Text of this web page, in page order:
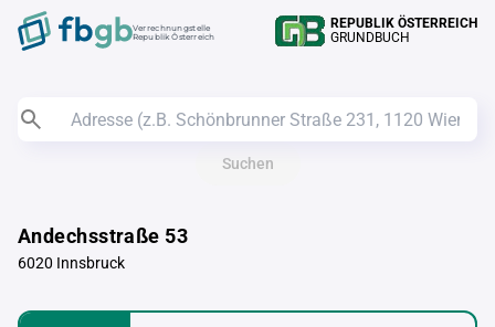
Verrechnungstelle
Republik Österreich
REPUBLIK ÖSTERREICH
GRUNDBUCH
Suchen
Andechsstraße 53
6020 Innsbruck